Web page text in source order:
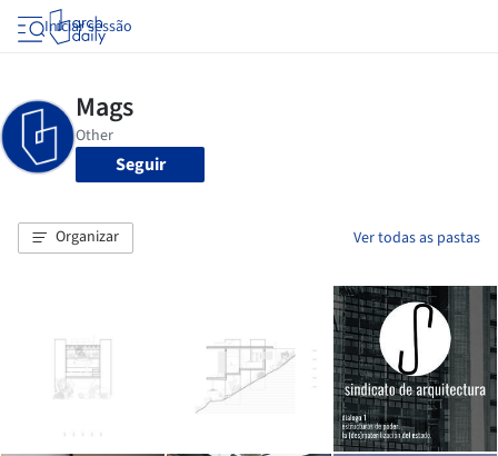
Iniciar sessão
Seguir
Organizar Ver todas as pastas